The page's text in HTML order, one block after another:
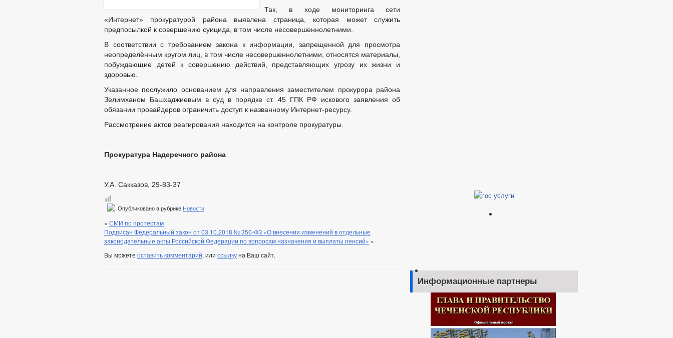
Так, в ходе мониторинга сети
«Интернет» прокуратурой района выявлена страница, которая может служить
предпосылкой к совершению суицида, в том числе несовершеннолетними.
В соответствии с требованием закона к информации, запрещенной для просмотра
неопределённым кругом лиц, в том числе несовершеннолетними, относятся материалы,
побуждающие детей к совершению действий, представляющих угрозу их жизни и
здоровью.
Указанное послужило основанием для направления заместителем прокурора района
Зелимханом Башхаджиевым в суд в порядке ст. 45 ГПК РФ искового заявления об
обязании провайдеров ограничить доступ к названному Интернет-ресурсу.
Рассмотрение актов реагирования находится на контроле прокуратуры.
Прокуратура Надеречного района
У.А. Сакказов, 29-83-37
Опубликовано в рубрике Новости
« СМИ по протестам
Подписан Федеральный закон от 03.10.2018 № 350-ФЗ «О внесении изменений в отдельные
законодательные акты Российской Федерации по вопросам назначения и выплаты пенсий» »
Вы можете оставить комментарий, или ссылкуна Ваш сайт.
Информационные партнеры